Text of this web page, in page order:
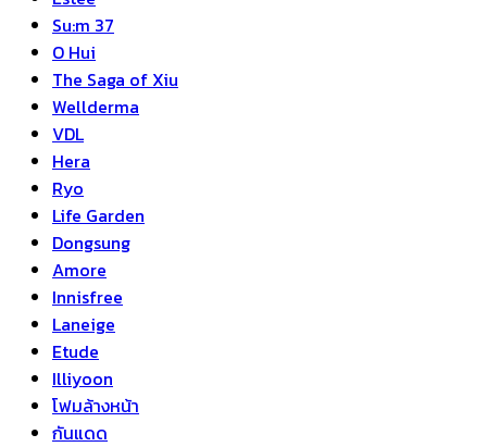
Su:m 37
O Hui
The Saga of Xiu
Wellderma
VDL
Hera
Ryo
Life Garden
Dongsung
Amore
Innisfree
Laneige
Etude
Illiyoon
โฟมล้างหน้า
กันแดด